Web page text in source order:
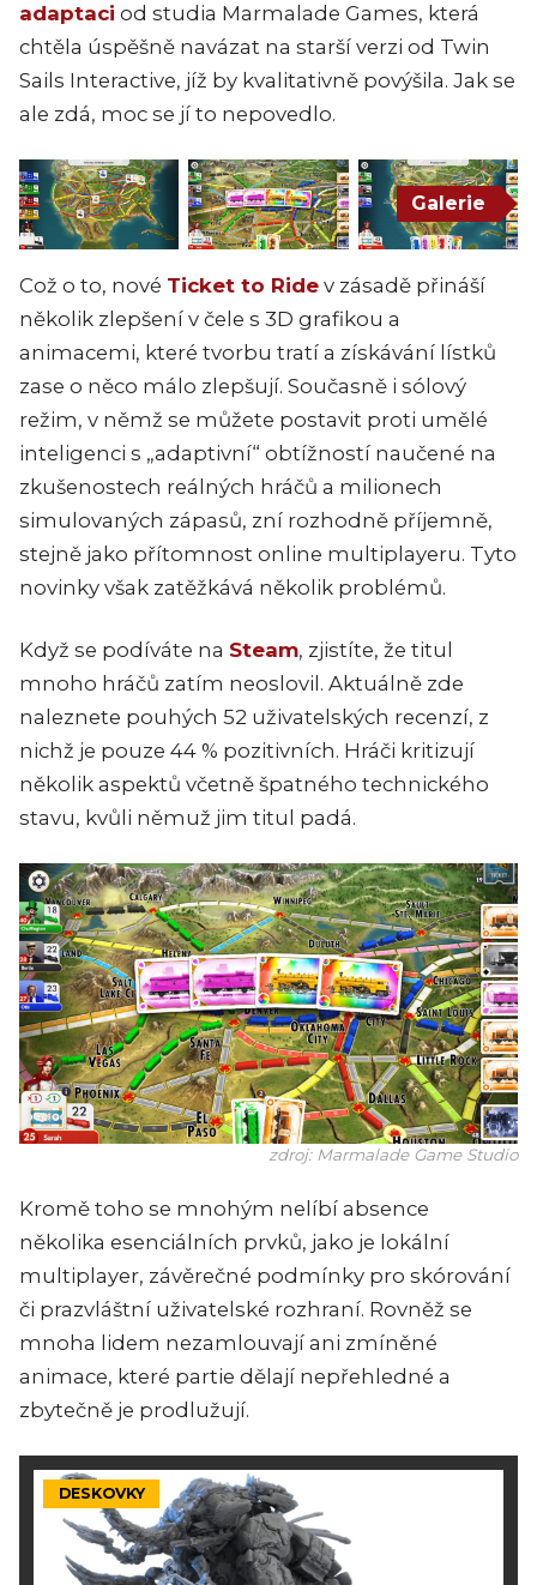
adaptaci od studia Marmalade Games, která
chtěla úspěšně navázat na starší verzi od Twin
Sails Interactive, jíž by kvalitativně povýšila. Jak se
ale zdá, moc se jí to nepovedlo.
Galerie
Což o to, nové Ticket to Ride v zásadě přináší
několik zlepšení v čele s 3D grafikou a
animacemi, které tvorbu tratí a získávání lístků
zase o něco málo zlepšují. Současně i sólový
režim, v němž se můžete postavit proti umělé
inteligenci s „adaptivní“ obtížností naučené na
zkušenostech reálných hráčů a milionech
simulovaných zápasů, zní rozhodně příjemně,
stejně jako přítomnost online multiplayeru. Tyto
novinky však zatěžkává několik problémů.
Když se podíváte na Steam, zjistíte, že titul
mnoho hráčů zatím neoslovil. Aktuálně zde
naleznete pouhých 52 uživatelských recenzí, z
nichž je pouze 44 % pozitivních. Hráči kritizují
několik aspektů včetně špatného technického
stavu, kvůli němuž jim titul padá.
zdroj: Marmalade Game Studio
Kromě toho se mnohým nelíbí absence
několika esenciálních prvků, jako je lokální
multiplayer, závěrečné podmínky pro skórování
či prazvláštní uživatelské rozhraní. Rovněž se
mnoha lidem nezamlouvají ani zmíněné
animace, které partie dělají nepřehledné a
zbytečně je prodlužují.
DESKOVKY